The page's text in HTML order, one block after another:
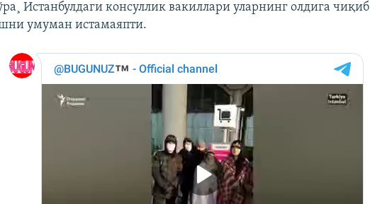
Истанбулдаги консуллик вакиллари уларнинг олдига чиқиб
умуман истамаяпти.